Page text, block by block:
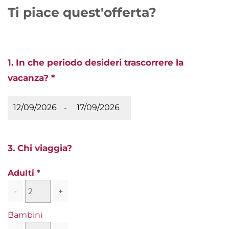
Ti piace quest'offerta?
1. In che periodo desideri trascorrere la
vacanza? *
-
3. Chi viaggia?
Adulti
-
+
Bambini